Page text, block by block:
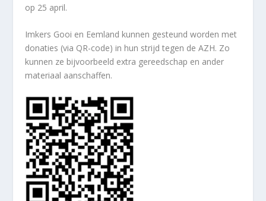
op 25 april.
Imkers Gooi en Eemland kunnen gesteund worden met
donaties (via QR-code) in hun strijd tegen de AZH. Zo
kunnen ze bijvoorbeeld extra gereedschap en ander
materiaal aanschaffen.